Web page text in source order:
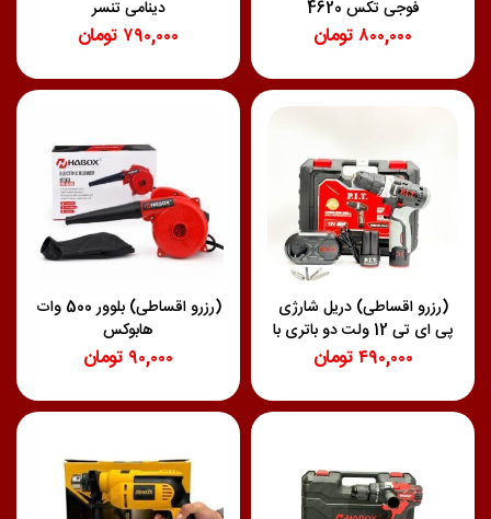
فوجی تکس 4620
تومان ۸۰۰,۰۰۰
دینامی تنسر
تومان ۷۹۰,۰۰۰
(رزرو اقساطی) دریل شارژی
پی ای تی 12 ولت دو باتری با
کیف pit12k-10a2
تومان۴۹۰,۰۰۰
(رزرو اقساطی) بلوور 500 وات
هابوکس
تومان ۹۰,۰۰۰